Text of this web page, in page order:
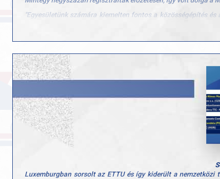
"Egyesületünk számára kiemelten fontos a közösségépítés
Luxemburgban sorsolt az ETTU és így kiderült a